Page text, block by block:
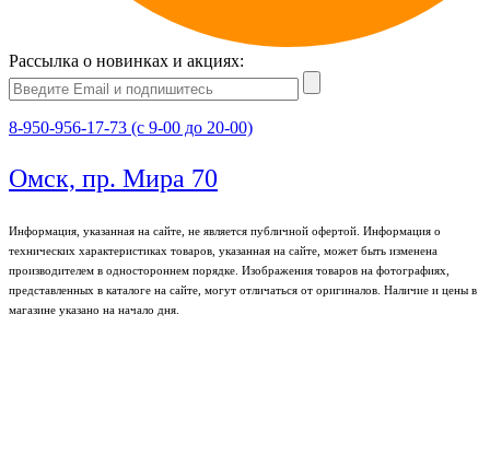
Рассылка о новинках и акциях:
8-950-956-17-73 (с 9-00 до 20-00)
Омск, пр. Мира 70
Информация, указанная на сайте, не является публичной офертой. Информация о
технических характеристиках товаров, указанная на сайте, может быть изменена
производителем в одностороннем порядке. Изображения товаров на фотографиях,
представленных в каталоге на сайте, могут отличаться от оригиналов. Наличие и цены в
магазине указано на начало дня.